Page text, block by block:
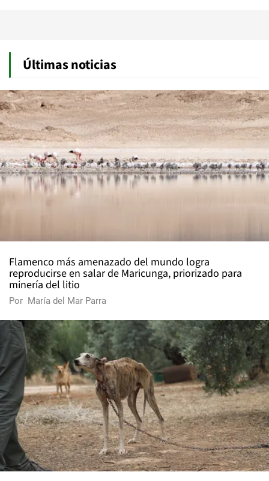
Últimas noticias
Flamenco más amenazado del mundo logra
reproducirse en salar de Maricunga, priorizado para
minería del litio
Por María del Mar Parra